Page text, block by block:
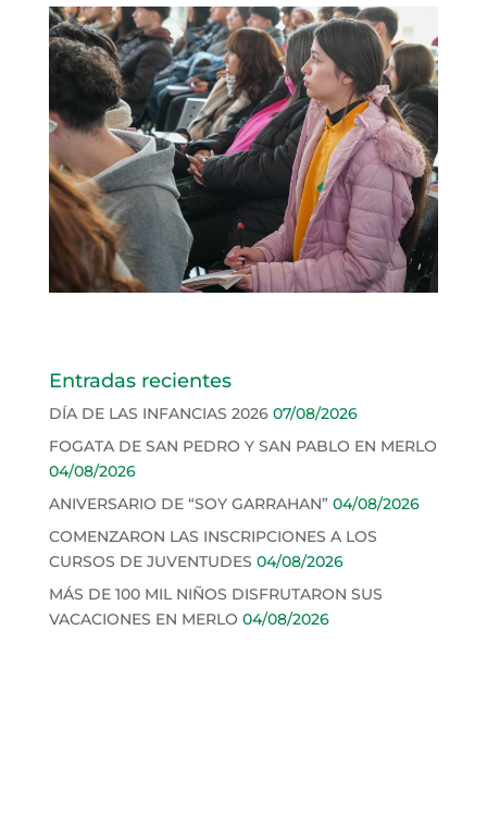
Entradas recientes
DÍA DE LAS INFANCIAS 2026 07/08/2026
FOGATA DE SAN PEDRO Y SAN PABLO EN MERLO
04/08/2026
ANIVERSARIO DE “SOY GARRAHAN” 04/08/2026
COMENZARON LAS INSCRIPCIONES A LOS
CURSOS DE JUVENTUDES 04/08/2026
MÁS DE 100 MIL NIÑOS DISFRUTARON SUS
VACACIONES EN MERLO 04/08/2026